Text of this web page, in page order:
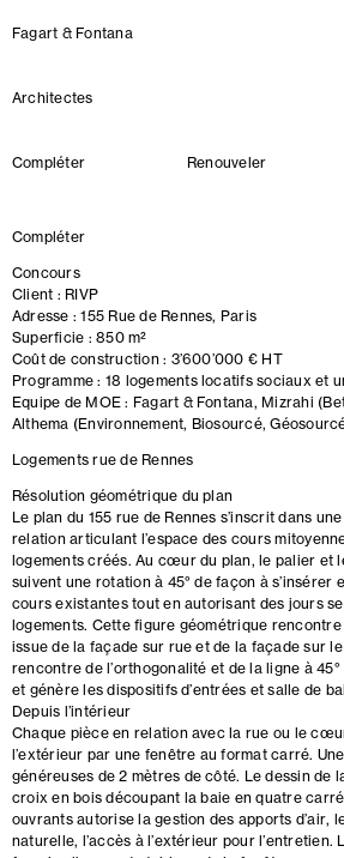
Fagart & Fontana
Architectes
Compléter Renouveler
Compléter
Concours
Client : RIVP
Adresse : 155 Rue de Rennes, Paris
Superficie : 850 m²
Coût de construction : 3’600’000 € HT
Programme : 18 logements locatifs sociaux et
Equipe de MOE : Fagart & Fontana, Mizrahi
Althema (Environnement, Biosourcé,
Logements rue de Rennes
Résolution géométrique du plan
Le plan du 155 rue de Rennes s’inscrit dans
relation articulant l’espace des cours
logements créés. Au cœur du plan, le palier et
suivent une rotation à 45° de façon à s’insérer
cours existantes tout en autorisant des jours
logements. Cette figure géométrique
issue de la façade sur rue et de la façade sur
rencontre de l’orthogonalité et de la ligne à
et génère les dispositifs d’entrées et salle de
Depuis l’intérieur
Chaque pièce en relation avec la rue ou le cœur
l’extérieur par une fenêtre au format carré.
généreuses de 2 mètres de côté. Le dessin de
croix en bois découpant la baie en quatre
ouvrants autorise la gestion des apports d’air,
naturelle, l’accès à l’extérieur pour l’entretien.